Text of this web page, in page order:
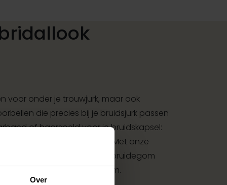
Over
voor onder je trouwjurk, maar ook
die precies bij je bruidsjurk passen
of haarspeld voor je bruidskapsel:
bijpassende accessoires. Met onze
accessoires voor bruid en bruidegom
jouw jurk of trouwkostuum.